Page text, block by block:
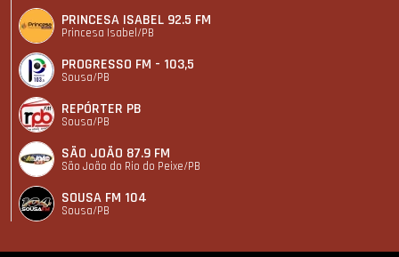
PRINCESA ISABEL 92.5 FM
Princesa Isabel/PB
PROGRESSO FM - 103,5
Sousa/PB
REPÓRTER PB
Sousa/PB
SÃO JOÃO 87.9 FM
São João do Rio do Peixe/PB
SOUSA FM 104
Sousa/PB